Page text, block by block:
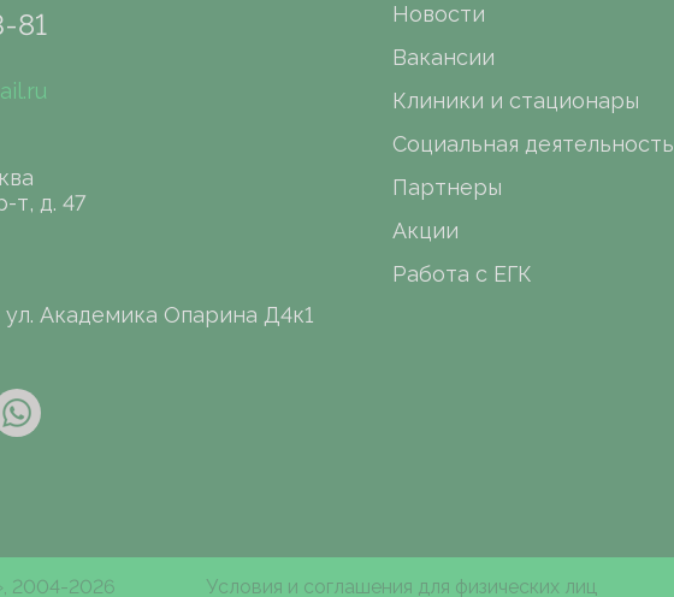
81
т, д. 47
ул. Академика Опарина Д4к1
Новости
Вакансии
Клиники и стационары
Социальная деятельность
Партнеры
Акции
Работа с ЕГК
2004-2026 Условия и соглашения для физических лиц